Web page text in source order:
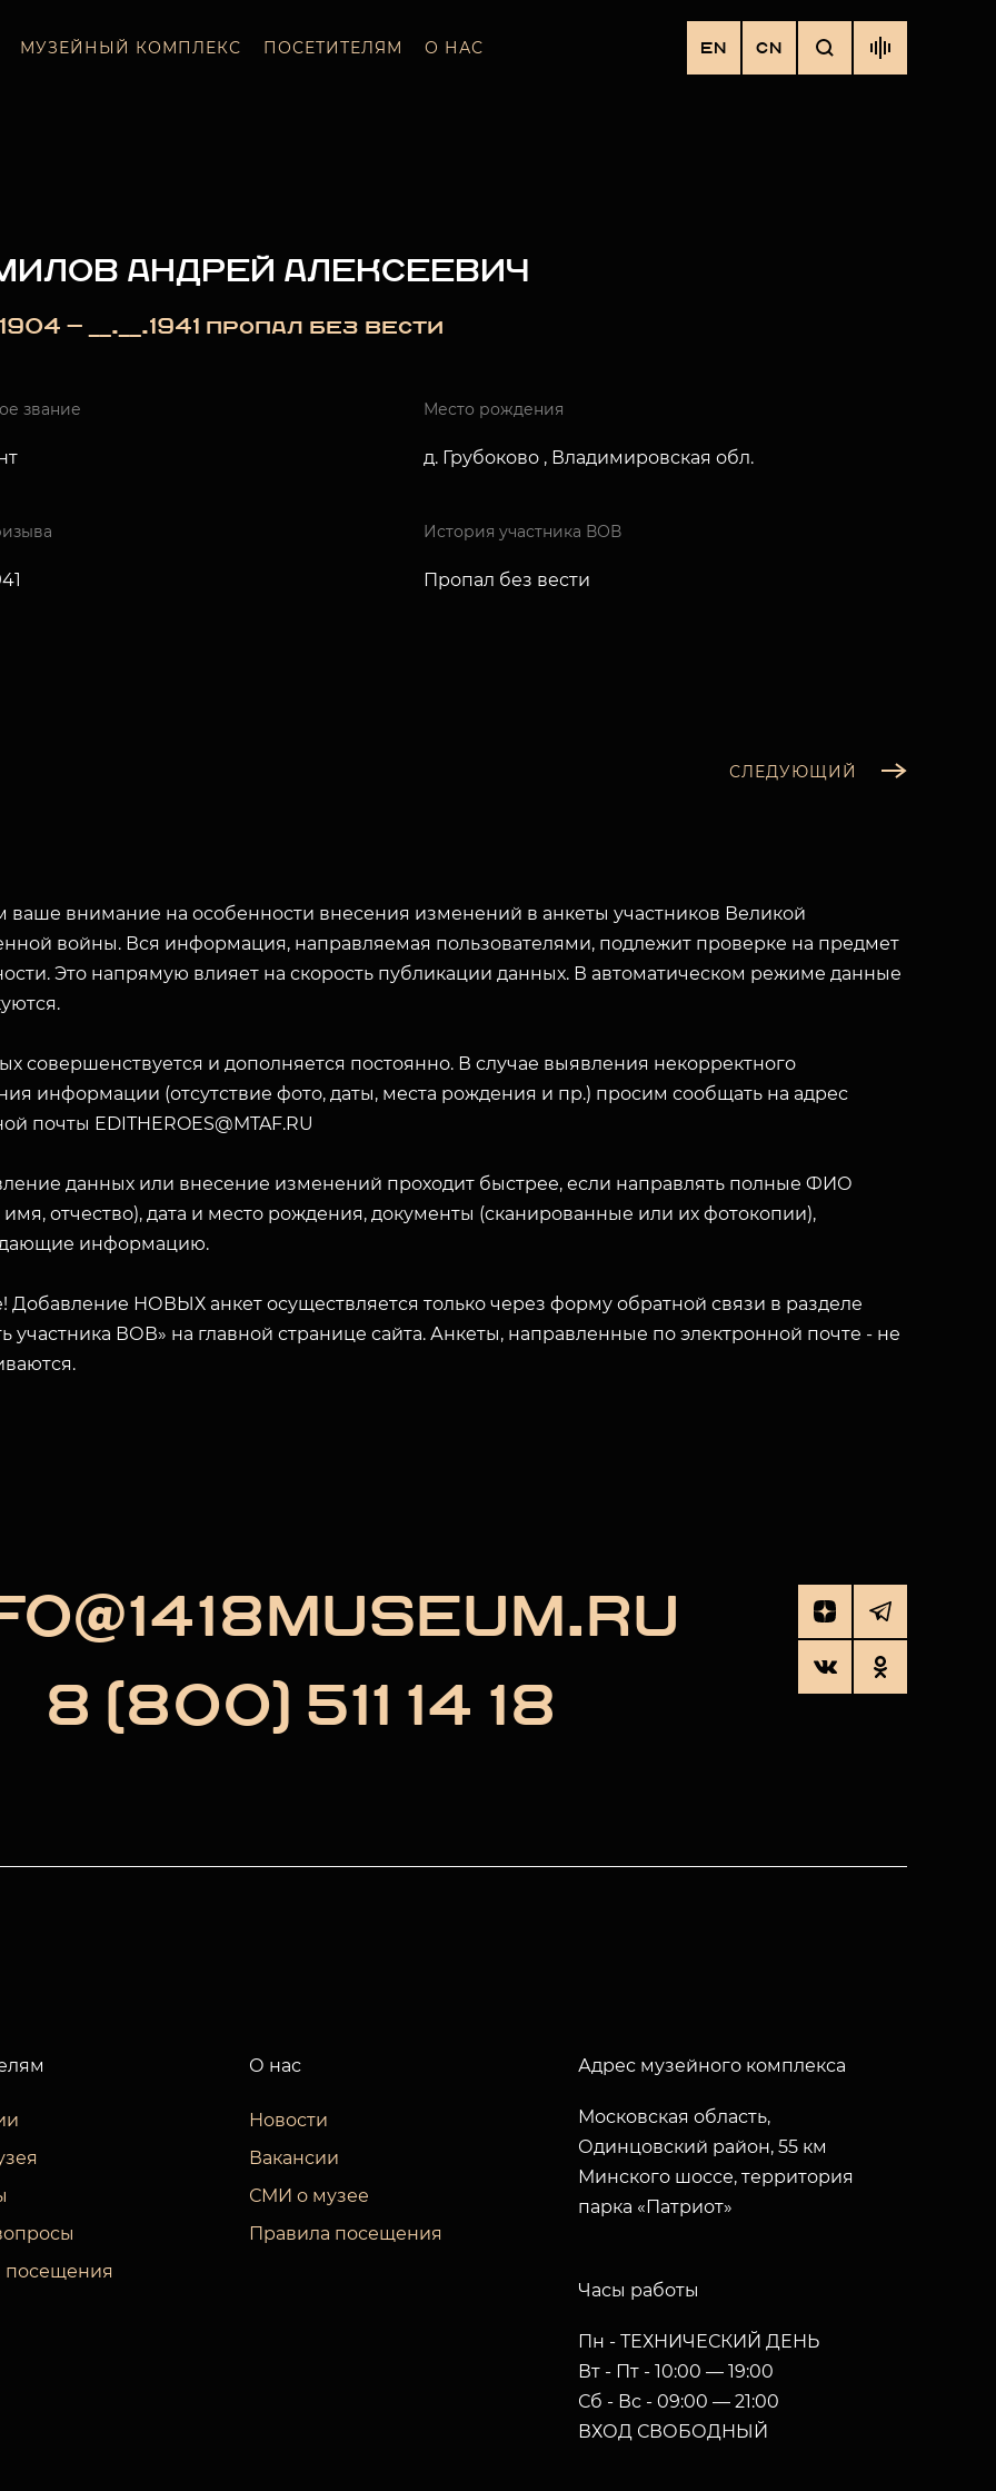
МУЗЕЙНЫЙ КОМПЛЕКС ПОСЕТИТЕЛЯМ О НАС EN CN
АНДРЕЙ АЛЕКСЕЕВИЧ
— __.__.1941 пропал без вести
звание Место рождения
д. Грубоково , Владимировская обл.
История участника ВОВ
Пропал без вести
СЛЕДУЮЩИЙ
внимание на особенности внесения изменений в анкеты участников Великой
войны. Вся информация, направляемая пользователями, подлежит проверке на предмет
Это напрямую влияет на скорость публикации данных. В автоматическом режиме данные
совершенствуется и дополняется постоянно. В случае выявления некорректного
информации (отсутствие фото, даты, места рождения и пр.) просим сообщать на адрес
почты EDITHEROES@MTAF.RU
данных или внесение изменений проходит быстрее, если направлять полные ФИО
отчество), дата и место рождения, документы (сканированные или их фотокопии),
информацию.
Добавление НОВЫХ анкет осуществляется только через форму обратной связи в разделе
участника ВОВ» на главной странице сайта. Анкеты, направленные по электронной почте - не
8 (800) 511 14 18
посещения
О нас
Новости
Вакансии
СМИ о музее
Правила посещения
Адрес музейного комплекса
Московская область,
Одинцовский район, 55 км
Минского шоссе, территория
парка «Патриот»
Часы работы
Пн - ТЕХНИЧЕСКИЙ ДЕНЬ
Вт - Пт - 10:00 — 19:00
Сб - Вс - 09:00 — 21:00
ВХОД СВОБОДНЫЙ